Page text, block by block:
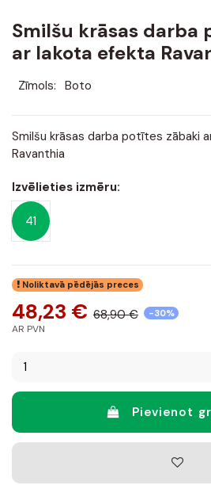
Smilšu krāsas darba
ar lakota efekta
Zīmols: Boto
Smilšu krāsas darba potītes zābaki
Ravanthia
Izvēlieties izmēru:
41
Noliktavā pēdējās preces
48,23 € 68,90 € -30%
AR PVN
Pievienot